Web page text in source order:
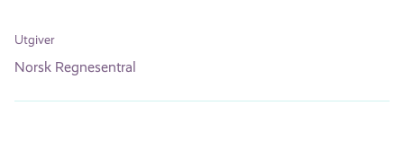
Utgiver
Norsk Regnesentral